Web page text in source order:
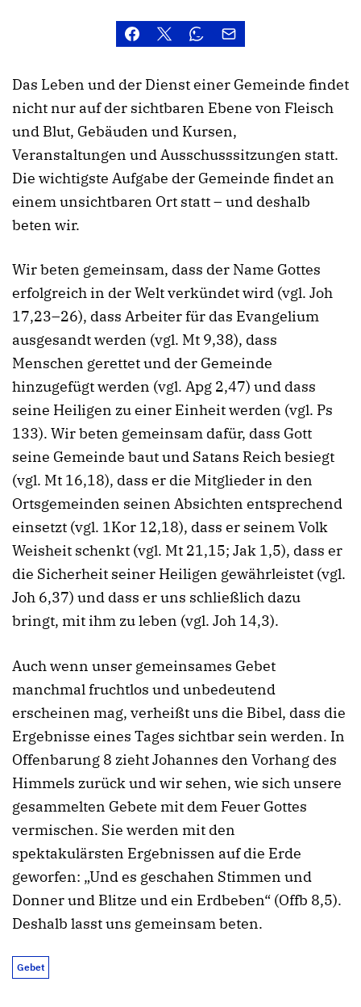
Das Leben und der Dienst einer Gemeinde findet
nicht nur auf der sichtbaren Ebene von Fleisch
und Blut, Gebäuden und Kursen,
Veranstaltungen und Ausschusssitzungen statt.
Die wichtigste Aufgabe der Gemeinde findet an
einem unsichtbaren Ort statt – und deshalb
beten wir.
Wir beten gemeinsam, dass der Name Gottes
erfolgreich in der Welt verkündet wird (vgl. Joh
17,23–26), dass Arbeiter für das Evangelium
ausgesandt werden (vgl. Mt 9,38), dass
Menschen gerettet und der Gemeinde
hinzugefügt werden (vgl. Apg 2,47) und dass
seine Heiligen zu einer Einheit werden (vgl. Ps
133). Wir beten gemeinsam dafür, dass Gott
seine Gemeinde baut und Satans Reich besiegt
(vgl. Mt 16,18), dass er die Mitglieder in den
Ortsgemeinden seinen Absichten entsprechend
einsetzt (vgl. 1Kor 12,18), dass er seinem Volk
Weisheit schenkt (vgl. Mt 21,15; Jak 1,5), dass er
die Sicherheit seiner Heiligen gewährleistet (vgl.
Joh 6,37) und dass er uns schließlich dazu
bringt, mit ihm zu leben (vgl. Joh 14,3).
Auch wenn unser gemeinsames Gebet
manchmal fruchtlos und unbedeutend
erscheinen mag, verheißt uns die Bibel, dass die
Ergebnisse eines Tages sichtbar sein werden. In
Offenbarung 8 zieht Johannes den Vorhang des
Himmels zurück und wir sehen, wie sich unsere
gesammelten Gebete mit dem Feuer Gottes
vermischen. Sie werden mit den
spektakulärsten Ergebnissen auf die Erde
geworfen: „Und es geschahen Stimmen und
Donner und Blitze und ein Erdbeben“ (Offb 8,5).
Deshalb lasst uns gemeinsam beten.
Gebet